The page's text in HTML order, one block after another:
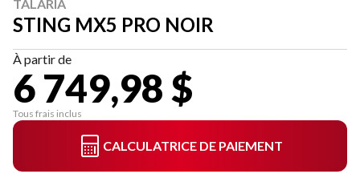
TALARIA
STING MX5 PRO NOIR
À partir de
6 749,98 $
Tous frais inclus
CALCULATRICE DE PAIEMENT